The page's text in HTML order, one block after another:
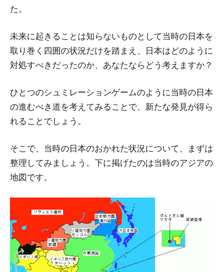
た。
未来に起きることは知らないものとして当時の日本を
取り巻く四囲の状況だけを踏まえ、日本はどのように
対処すべきだったのか、あなたならどう考えますか？
ひとつのシュミレーションゲームのように当時の日本
の進むべき道を考えてみることで、新たな発見が得ら
れることでしょう。
そこで、当時の日本のおかれた状況について、まずは
整理してみましょう。下に掲げたのは当時のアジアの
地図です。